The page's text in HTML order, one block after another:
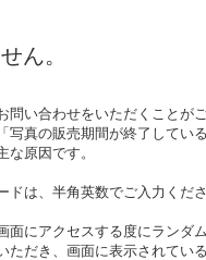
ん。
問い合わせをいただくことが
写真の販売期間が終了してい
な原因です。
は、半角英数でご入力くださ
面にアクセスする度にランダ
ただき、画面に表示されてい